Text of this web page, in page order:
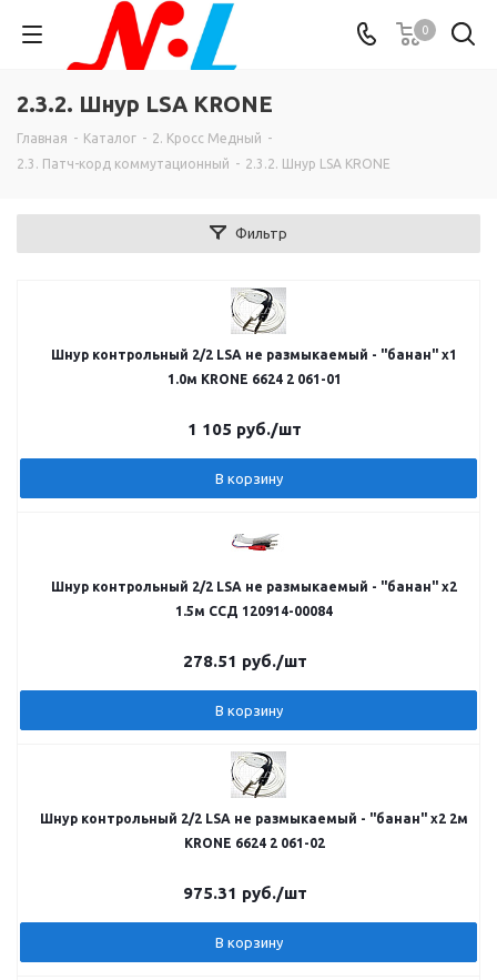
0
2.3.2. Шнур LSA KRONE
Главная - Каталог - 2. Кросс Медный -
2.3. Патч-корд коммутационный - 2.3.2. Шнур LSA KRONE
Фильтр
Шнур контрольный 2/2 LSA не размыкаемый - "банан" х1
1.0м KRONE 6624 2 061-01
1 105 руб./шт
В корзину
Шнур контрольный 2/2 LSA не размыкаемый - "банан" х2
1.5м ССД 120914-00084
278.51 руб./шт
В корзину
Шнур контрольный 2/2 LSA не размыкаемый - "банан" х2 2м
KRONE 6624 2 061-02
975.31 руб./шт
В корзину